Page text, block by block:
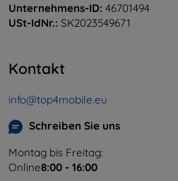
Unternehmens-ID: 46701494
USt-IdNr.: SK2023549671
Kontakt
info@top4mobile.eu
Schreiben Sie uns
Montag bis Freitag:
Online8:00 - 16:00